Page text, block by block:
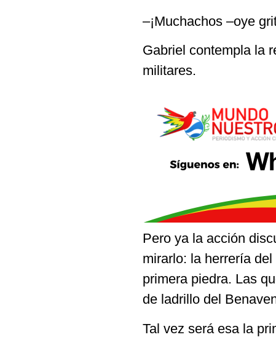
–¡Muchachos –oye
Gabriel contempla la
militares.
Pero ya la acción
mirarlo: la herrería
primera piedra. Las
de ladrillo del
Tal vez será esa la